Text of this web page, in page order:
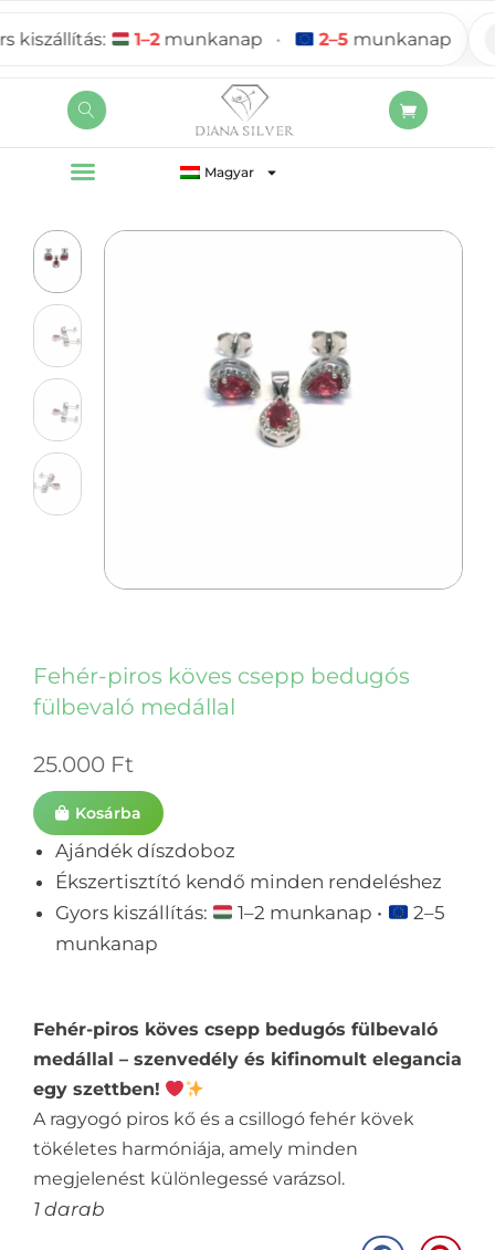
Magyar
1–2munkanap • 2–5munkanap
Fehér-piros köves csepp bedugós
fülbevaló medállal
25.000 Ft
Kosárba
Ajándék díszdoboz
Ékszertisztító kendő minden rendeléshez
Gyors kiszállítás:
1–2 munkanap •
2–5
munkanap
Fehér-piros köves csepp bedugós fülbevaló
medállal – szenvedély és kifinomult elegancia
egy szettben!
A ragyogó piros kő és a csillogó fehér kövek
tökéletes harmóniája, amely minden
megjelenést különlegessé varázsol.
1 darab